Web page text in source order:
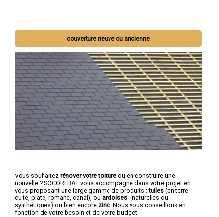
couverture neuve ou ancienne
Vous souhaitez rénover votre toiture ou en construire une
nouvelle ? SOCOREBAT vous accompagne dans votre projet en
vous proposant une large gamme de produits :tuiles (en terre
cuite, plate, romane, canal), ou ardoises (naturelles ou
synthétiques) ou bien encore zinc. Nous vous conseillons en
fonction de votre besoin et de votre budget.